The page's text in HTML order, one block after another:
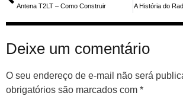
Antena T2LT – Como Construir A História do
Deixe um comentário
O seu endereço de e-mail não será
obrigatórios são marcados com *